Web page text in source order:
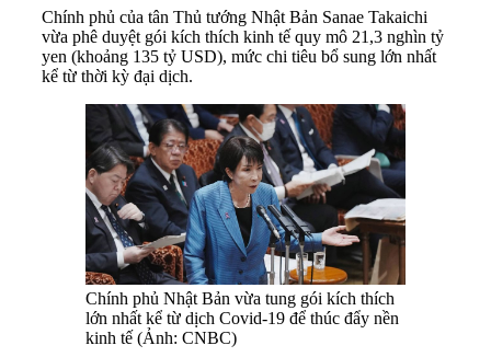
Chính phủ của tân Thủ tướng Nhật Bản Sanae Takaichi
vừa phê duyệt gói kích thích kinh tế quy mô 21,3 nghìn tỷ
yen (khoảng 135 tỷ USD), mức chi tiêu bổ sung lớn nhất
kể từ thời kỳ đại dịch.
Chính phủ Nhật Bản vừa tung gói kích thích
lớn nhất kể từ dịch Covid-19 để thúc đẩy nền
kinh tế (Ảnh: CNBC)